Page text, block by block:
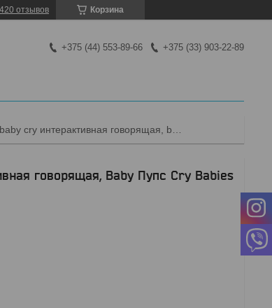
Корзина
420 отзывов
+375 (44) 553-89-66 +375 (33) 903-22-89
говорящая, Baby Пупс Cry Babies